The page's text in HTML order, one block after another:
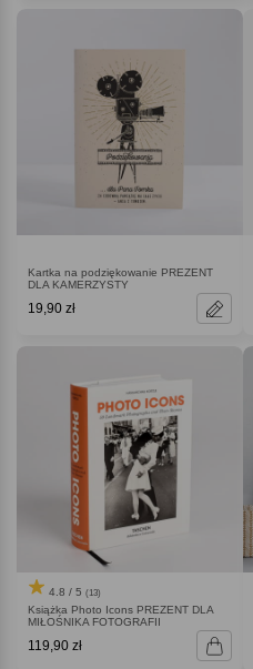
Kartka na podziękowanie PREZENT
DLA KAMERZYSTY
19,90 zł
4.8 / 5 (13)
Książka Photo Icons PREZENT DLA
MIŁOŚNIKA FOTOGRAFII
119,90 zł